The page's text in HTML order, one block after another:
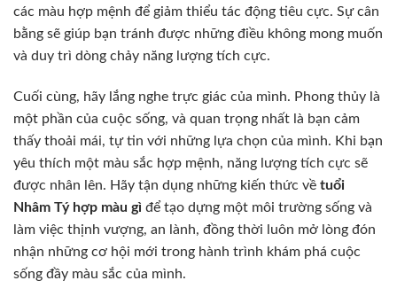
các màu hợp mệnh để giảm thiểu tác động tiêu cực. Sự cân
bằng sẽ giúp bạn tránh được những điều không mong muốn
và duy trì dòng chảy năng lượng tích cực.
Cuối cùng, hãy lắng nghe trực giác của mình. Phong thủy là
một phần của cuộc sống, và quan trọng nhất là bạn cảm
thấy thoải mái, tự tin với những lựa chọn của mình. Khi bạn
yêu thích một màu sắc hợp mệnh, năng lượng tích cực sẽ
được nhân lên. Hãy tận dụng những kiến thức về tuổi
Nhâm Tý hợp màu gì để tạo dựng một môi trường sống và
làm việc thịnh vượng, an lành, đồng thời luôn mở lòng đón
nhận những cơ hội mới trong hành trình khám phá cuộc
sống đầy màu sắc của mình.